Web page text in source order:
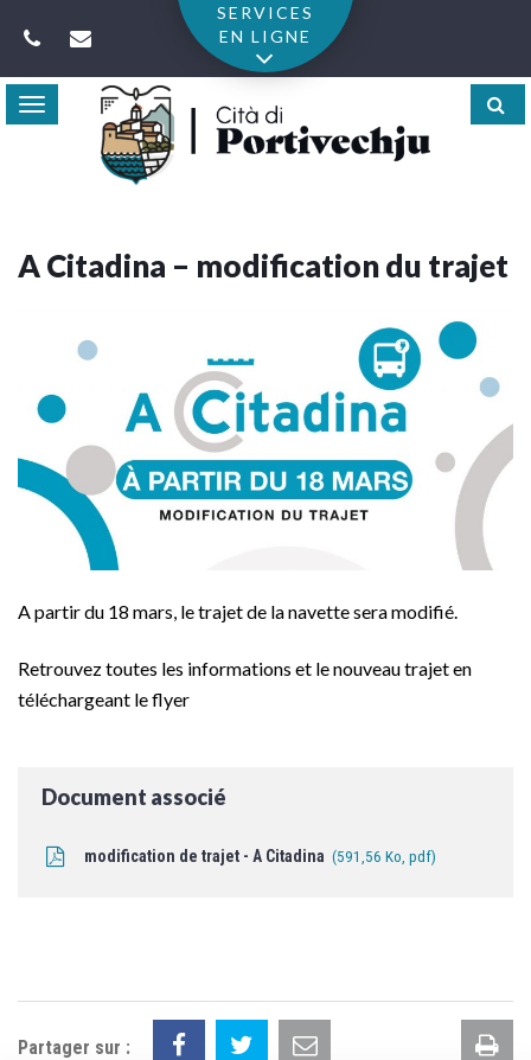
SERVICES
EN LIGNE
Toggle
navigation
A Citadina – modification du trajet
A partir du 18 mars, le trajet de la navette sera modifié.
Retrouvez toutes les informations et le nouveau trajet en
téléchargeant le flyer
Document associé
modification de trajet - A Citadina 591,56Ko , pdf
Partager sur :